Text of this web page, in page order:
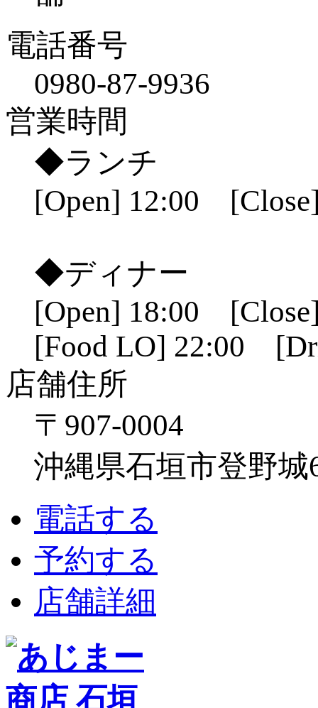
電話番号
0980-87-9936
営業時間
◆ランチ
[Open] 12:00
◆ディナー
[Open] 18:00
[Food LO] 22:00
店舗住所
〒907-0004
沖縄県石垣市登野城
電話する
予約する
店舗詳細